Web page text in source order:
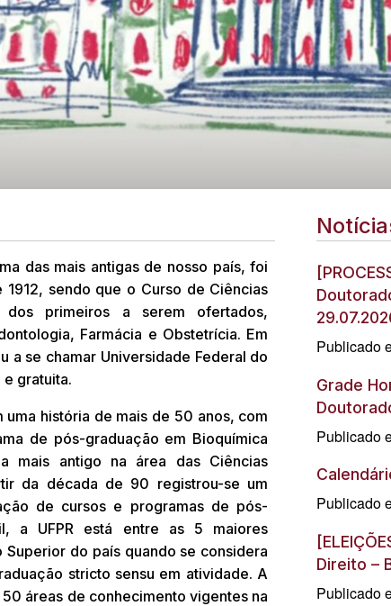
das mais antigas de nosso país, foi
sendo que o Curso de Ciências
primeiros a serem ofertados,
Farmácia e Obstetrícia. Em
a se chamar Universidade Federal do
e gratuita.
uma história de mais de 50 anos, com
de pós-graduação em Bioquímica
mais antigo na área das Ciências
da década de 90 registrou-se um
de cursos e programas de pós-
a UFPR está entre as 5 maiores
Superior do país quando se considera
stricto sensu em atividade. A
50 áreas de conhecimento vigentes na
Publicado
Grade
Publicado
Publicado
Direito –
Publicado